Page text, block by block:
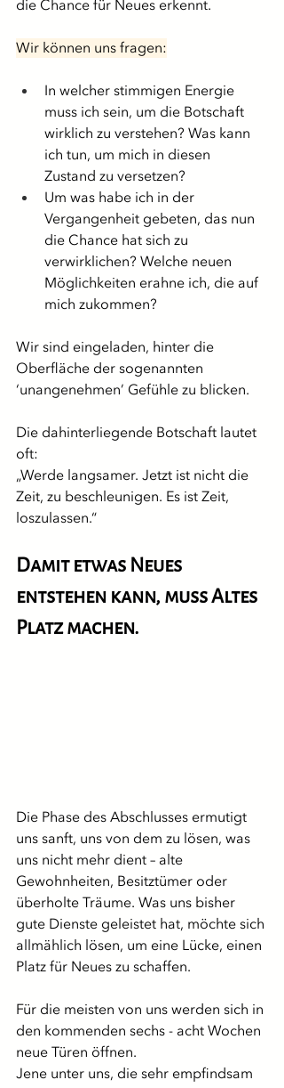
die Chance für Neues erkennt.
Wir können uns fragen:
In welcher stimmigen Energie
muss ich sein, um die Botschaft
wirklich zu verstehen? Was kann
ich tun, um mich in diesen
Zustand zu versetzen?
Um was habe ich in der
Vergangenheit gebeten, das nun
die Chance hat sich zu
verwirklichen? Welche neuen
Möglichkeiten erahne ich, die auf
mich zukommen?
Wir sind eingeladen, hinter die
Oberfläche der sogenannten
‘unangenehmen’ Gefühle zu blicken.
Die dahinterliegende Botschaft lautet
oft:
„Werde langsamer. Jetzt ist nicht die
Zeit, zu beschleunigen. Es ist Zeit,
loszulassen.“
Damit etwas Neues
entstehen kann, muss Altes
Platz machen.
Die Phase des Abschlusses ermutigt
uns sanft, uns von dem zu lösen, was
uns nicht mehr dient – alte
Gewohnheiten, Besitztümer oder
überholte Träume. Was uns bisher
gute Dienste geleistet hat, möchte sich
allmählich lösen, um eine Lücke, einen
Platz für Neues zu schaffen.
Für die meisten von uns werden sich in
den kommenden sechs - acht Wochen
neue Türen öffnen.
Jene unter uns, die sehr empfindsam